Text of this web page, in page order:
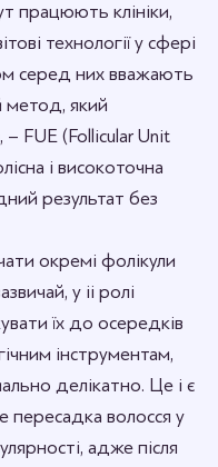
працюють клініки,
технології у сфері
серед них вважають
метод, який
– FUE (Follicular Unit
і високоточна
результат без
окремі фолікули
у іі ролі
їх до осередків
інструментам,
делікатно. Це і є
волосся у
адже після